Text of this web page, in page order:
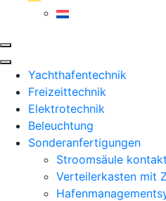
Yachthafentechnik
Freizeittechnik
Elektrotechnik
Beleuchtung
Sonderanfertigungen
Stroomsäule
Verteilerkasten mit